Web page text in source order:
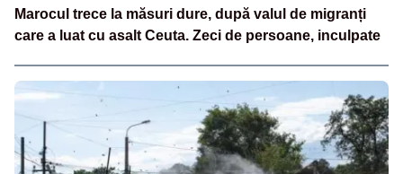
Marocul trece la măsuri dure, după valul de migranți
care a luat cu asalt Ceuta. Zeci de persoane, inculpate